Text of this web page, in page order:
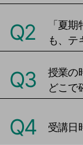
Q2
「夏
も、テ
Q3
授業の
どこで
Q4 受講日